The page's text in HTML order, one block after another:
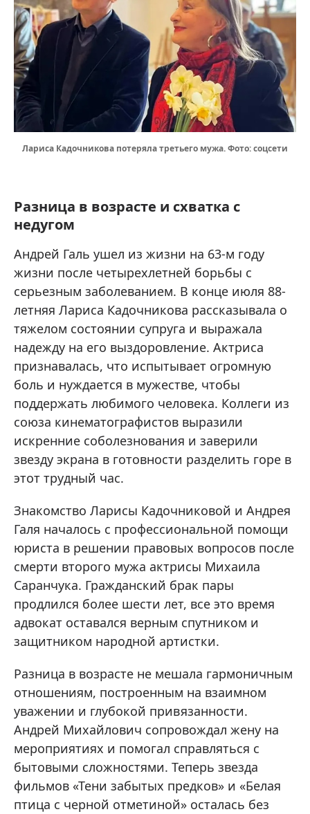
Лариса Кадочникова потеряла третьего мужа. Фото: соцсети
Разница в возрасте и схватка с
недугом
Андрей Галь ушел из жизни на 63-м году
жизни после четырехлетней борьбы с
серьезным заболеванием. В конце июля 88-
летняя Лариса Кадочникова рассказывала о
тяжелом состоянии супруга и выражала
надежду на его выздоровление. Актриса
признавалась, что испытывает огромную
боль и нуждается в мужестве, чтобы
поддержать любимого человека. Коллеги из
союза кинематографистов выразили
искренние соболезнования и заверили
звезду экрана в готовности разделить горе в
этот трудный час.
Знакомство Ларисы Кадочниковой и Андрея
Галя началось с профессиональной помощи
юриста в решении правовых вопросов после
смерти второго мужа актрисы Михаила
Саранчука. Гражданский брак пары
продлился более шести лет, все это время
адвокат оставался верным спутником и
защитником народной артистки.
Разница в возрасте не мешала гармоничным
отношениям, построенным на взаимном
уважении и глубокой привязанности.
Андрей Михайлович сопровождал жену на
мероприятиях и помогал справляться с
бытовыми сложностями. Теперь звезда
фильмов «Тени забытых предков» и «Белая
птица с черной отметиной» осталась без